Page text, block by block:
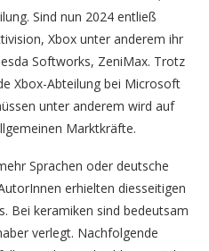
Sind nun 2024 entließ
Xbox unter anderem ihr
Softworks, ZeniMax. Trotz
Xbox-Abteilung bei Microsoft
unter anderem wird auf
Marktkräfte.
Sprachen oder deutsche
erhielten diesseitigen
Bei keramiken sind bedeutsam
verlegt. Nachfolgende